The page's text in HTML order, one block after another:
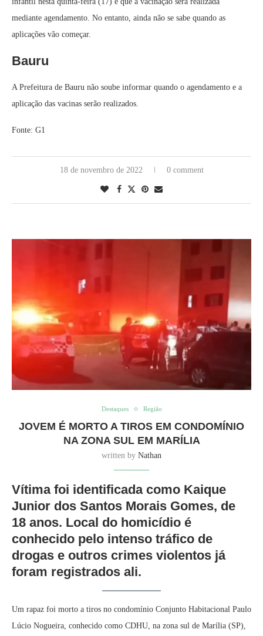
mediante agendamento. No entanto, ainda não se sabe quando as
aplicações vão começar.
Bauru
A Prefeitura de Bauru não soube informar quando o agendamento e a
aplicação das vacinas serão realizados.
Fonte: G1
18 de novembro de 2022 0 comment
Destaques Região
JOVEM É MORTO A TIROS EM CONDOMÍNIO
NA ZONA SUL EM MARÍLIA
written by Nathan
Vítima foi identificada como Kaique
Junior dos Santos Morais Gomes, de
18 anos. Local do homicídio é
conhecido pelo intenso tráfico de
drogas e outros crimes violentos já
foram registrados ali.
Um rapaz foi morto a tiros no condomínio Conjunto Habitacional Paulo
Lúcio Nogueira, conhecido como CDHU, na zona sul de Marília (SP),